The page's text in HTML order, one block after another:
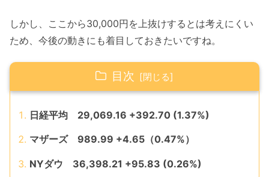
しかし、ここから30,000円を上抜けするとは考えにくい
ため、今後の動きにも着目しておきたいですね。
目次
日経平均 29,069.16 +392.70 (1.37%)
マザーズ 989.99 +4.65（0.47%）
NYダウ 36,398.21 +95.83 (0.26%)